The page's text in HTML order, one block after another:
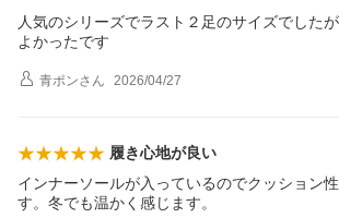
人気のシリーズでラスト２足のサイズでした
よかったです
青ポンさん 2026/04/27
履き心地が良い
インナーソールが入っているのでクッション
す。冬でも温かく感じます。